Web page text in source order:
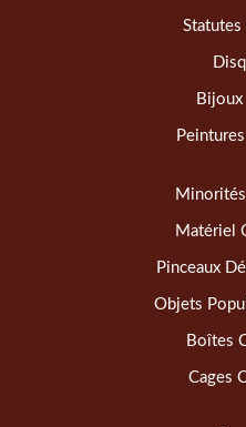
Statutes
Bijoux
Matériel
Pinceaux
Objets
Boîtes
Cages